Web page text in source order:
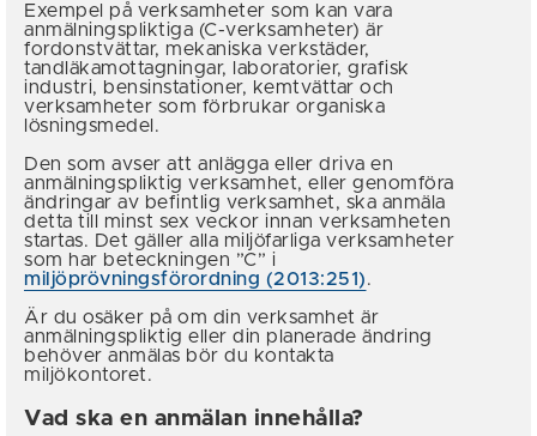
Exempel på verksamheter som kan vara
anmälningspliktiga (C-verksamheter) är
fordonstvättar, mekaniska verkstäder,
tandläkamottagningar, laboratorier, grafisk
industri, bensinstationer, kemtvättar och
verksamheter som förbrukar organiska
lösningsmedel.
Den som avser att anlägga eller driva en
anmälningspliktig verksamhet, eller genomföra
ändringar av befintlig verksamhet, ska anmäla
detta till minst sex veckor innan verksamheten
startas. Det gäller alla miljöfarliga verksamheter
som har beteckningen ”C” i
miljöprövningsförordning (2013:251).
Är du osäker på om din verksamhet är
anmälningspliktig eller din planerade ändring
behöver anmälas bör du kontakta
miljökontoret.
Vad ska en anmälan innehålla?